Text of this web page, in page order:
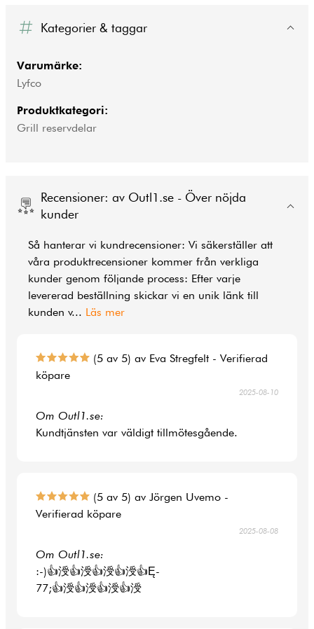
Kategorier & taggar
Varumärke:
Lyfco
Produktkategori:
Grill reservdelar
Recensioner: av Outl1.se - Över nöjda
kunder
Så hanterar vi kundrecensioner: Vi säkerställer att
våra produktrecensioner kommer från verkliga
kunder genom följande process: Efter varje
levererad beställning skickar vi en unik länk till
kunden v... Läs mer
(5 av 5) av Eva Stregfelt - Verifierad
köpare
2025-08-10
Om Outl1.se:
Kundtjänsten var väldigt tillmötesgående.
(5 av 5) av Jörgen Uvemo -
Verifierad köpare
2025-08-08
Om Outl1.se:
:-)👍涭👍涭👍涭👍涭👍Ę-
77;👍涭👍涭👍涭👍涭